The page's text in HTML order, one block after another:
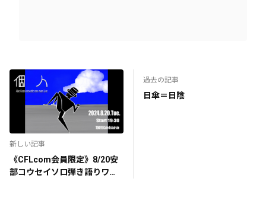
新しい記事
《CFLcom会員限定》8/20安
部コウセイソロ弾き語りワン
過去の記事
日傘＝日陰